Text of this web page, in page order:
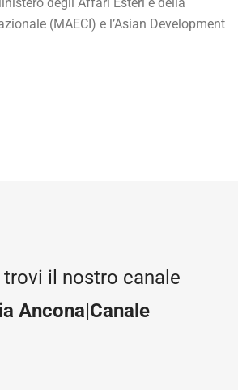
(MAECI) e l’Asian Development
trovi il nostro canale
Ancona|Canale